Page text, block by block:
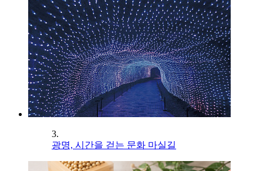
3.
광명, 시간을 걷는 문화 마실길